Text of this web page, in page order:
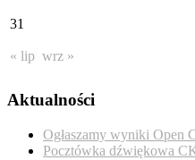
31
« lip wrz »
Aktualności
Pocztówka dźwiękowa